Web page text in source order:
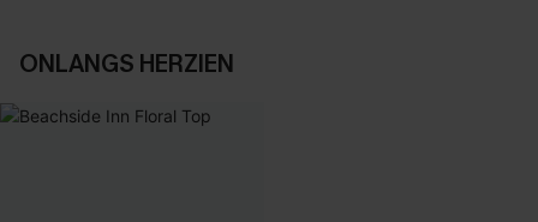
ONLANGS HERZIEN